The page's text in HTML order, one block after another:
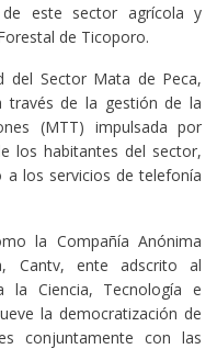
de este sector agrícola y
de Ticoporo.
del Sector Mata de Peca,
través de la gestión de la
(MTT) impulsada por
los habitantes del sector,
a los servicios de telefonía
la Compañía Anónima
Cantv, ente adscrito al
la Ciencia, Tecnología e
la democratización de
conjuntamente con las